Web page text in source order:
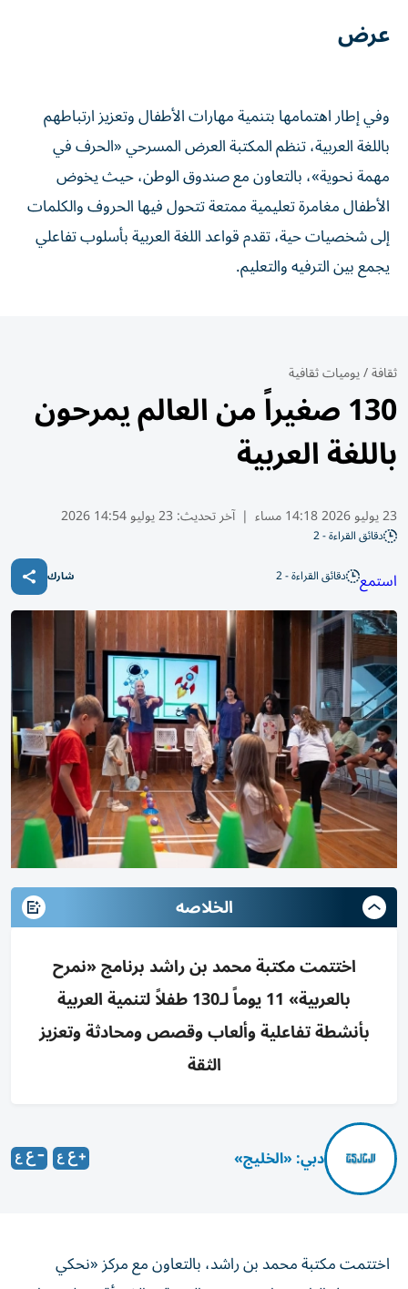
عرض
وفي إطار اهتمامها بتنمية مهارات الأطفال وتعزيز ارتباطهم
باللغة العربية، تنظم المكتبة العرض المسرحي «الحرف في
مهمة نحوية»، بالتعاون مع صندوق الوطن، حيث يخوض
الأطفال مغامرة تعليمية ممتعة تتحول فيها الحروف والكلمات
إلى شخصيات حية، تقدم قواعد اللغة العربية بأسلوب تفاعلي
يجمع بين الترفيه والتعليم.
ثقافة/يوميات ثقافية
130 صغيراً من العالم يمرحون
باللغة العربية
23 يوليو 2026 14:18 مساء | آخر تحديث: 23 يوليو 14:54 2026
دقائق القراءة - 2
استمع دقائق القراءة - 2 شارك
الخلاصه
اختتمت مكتبة محمد بن راشد برنامج «نمرح
بالعربية» 11 يوماً لـ130 طفلاً لتنمية العربية
بأنشطة تفاعلية وألعاب وقصص ومحادثة وتعزيز
الثقة
دبي: «الخليج»
عربي»، فعاليات برنامج «نمرح بالعربية»، الذي أقيم على مدار